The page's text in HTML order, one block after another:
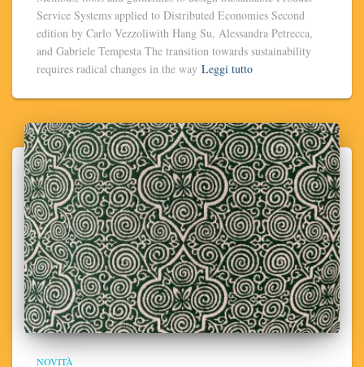
Service Systems applied to Distributed Economies Second
edition by Carlo Vezzoliwith Hang Su, Alessandra Petrecca,
and Gabriele Tempesta The transition towards sustainability
requires radical changes in the way Leggi tutto
NOVITÀ